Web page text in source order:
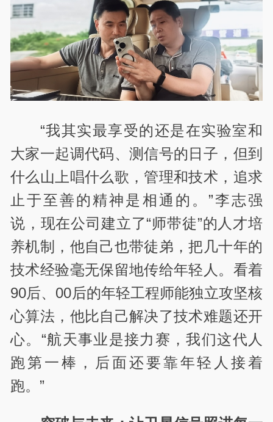
“我其实最享受的还是在实验室和
大家一起调代码、测信号的日子，但到
什么山上唱什么歌，管理和技术，追求
止于至善的精神是相通的。”李志强
说，现在公司建立了“师带徒”的人才培
养机制，他自己也带徒弟，把几十年的
技术经验毫无保留地传给年轻人。看着
90后、00后的年轻工程师能独立攻坚核
心算法，他比自己解决了技术难题还开
心。“航天事业是接力赛，我们这代人
跑第一棒，后面还要靠年轻人接着
跑。”